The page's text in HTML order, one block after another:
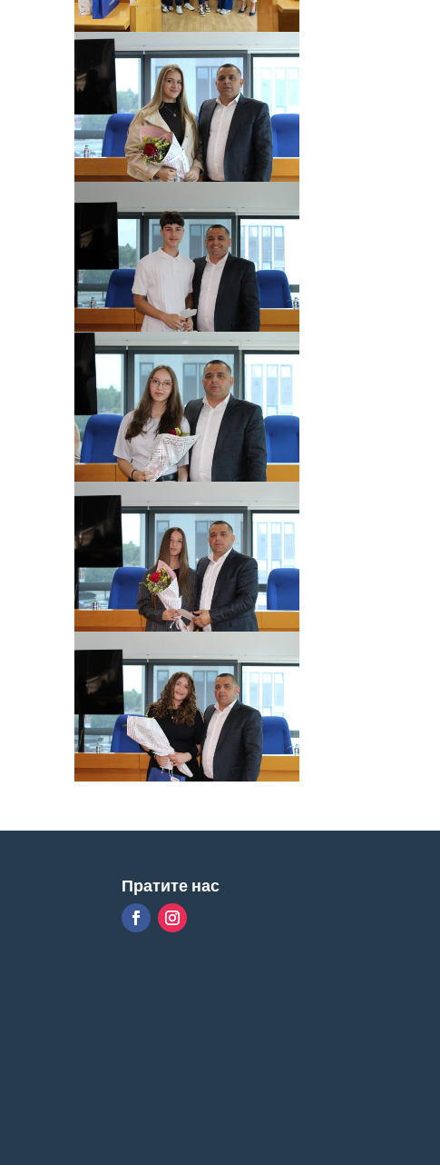
Пратите нас